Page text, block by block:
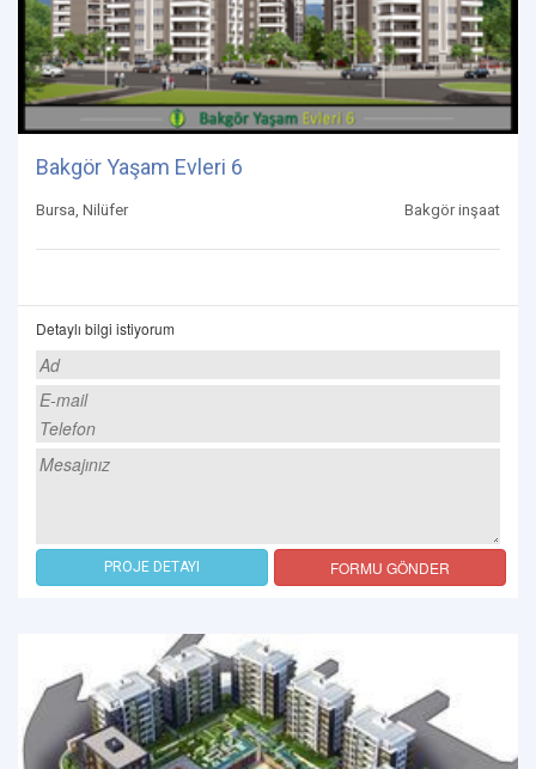
Bakgör Yaşam Evleri 6
Bursa, Nilüfer Bakgör inşaat
Detaylı bilgi istiyorum
PROJE DETAYI FORMU GÖNDER